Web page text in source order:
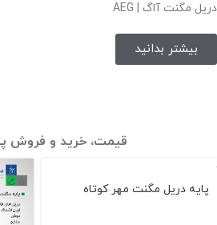
دریل مگنت آاگ | AEG
بیشتر بدانید
قیمت،‌ خرید و فروش
پایه دریل مگنت مهر کوتاه